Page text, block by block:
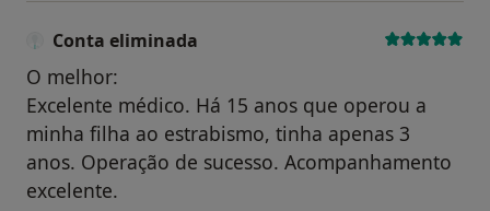
Conta eliminada
O melhor:
Excelente médico. Há 15 anos que operou a
minha filha ao estrabismo, tinha apenas 3
anos. Operação de sucesso. Acompanhamento
excelente.